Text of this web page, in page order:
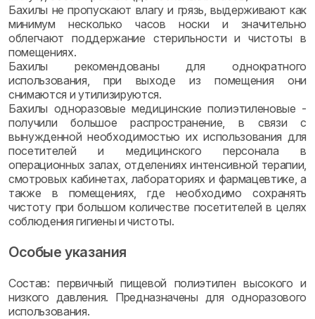
Бахилы не пропускают влагу и грязь, выдерживают как
минимум несколько часов носки и значительно
облегчают поддержание стерильности и чистоты в
помещениях.
Бахилы рекомендованы для однократного
использования, при выходе из помещения они
снимаются и утилизируются.
Бахилы одноразовые медицинские полиэтиленовые -
получили большое распространение, в связи с
вынужденной необходимостью их использования для
посетителей и медицинского персонала в
операционных залах, отделениях интенсивной терапии,
смотровых кабинетах, лабораториях и фармацевтике, а
также в помещениях, где необходимо сохранять
чистоту при большом количестве посетителей в целях
соблюдения гигиены и чистоты.
Особые указания
Состав: первичный пищевой полиэтилен высокого и
низкого давления. Предназначены для одноразового
использования.